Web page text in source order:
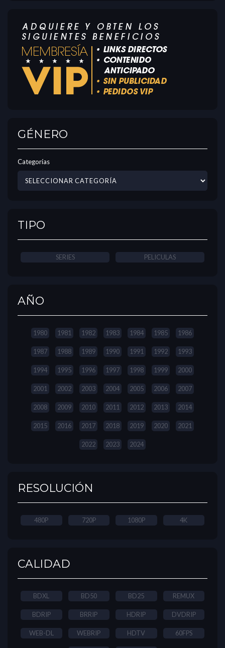
GÉNERO
Categorías
TIPO
SERIES PELICULAS
AÑO
1980 1981 1982 1983 1984 1985 1986
1987 1988 1989 1990 1991 1992 1993
1994 1995 1996 1997 1998 1999 2000
2001 2002 2003 2004 2005 2006 2007
2008 2009 2010 2011 2012 2013 2014
2015 2016 2017 2018 2019 2020 2021
2022 2023 2024
RESOLUCIÓN
480P 720P 1080P 4K
CALIDAD
BDXL BD50 BD25 REMUX
BDRIP BRRIP HDRIP DVDRIP
WEB-DL WEBRIP HDTV 60FPS